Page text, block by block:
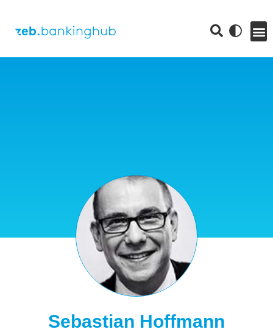
Sebastian Hoffmann